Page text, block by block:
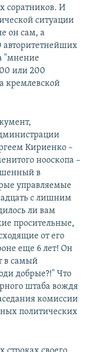
соратников. И
ситуации
он сам, а
авторитетнейших
"мнение
или 200
кремлевской
Кириенко –
нооскопа –
в
управляемые
с лишним
ли вам
просительные,
от его
еще 6 лет! Он
в самый
добрые?!" Что
штаба вождя
комиссии
политических